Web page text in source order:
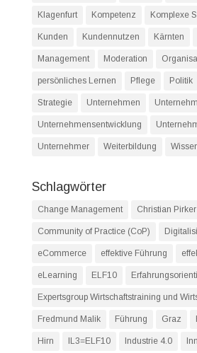
Klagenfurt Kompetenz Komplexe
Kunden Kundennutzen Kärnten
Management Moderation
persönliches Lernen Pflege Politik
Strategie Unternehmen
Unternehmensentwicklung
Unternehmer Weiterbildung
Schlagwörter
Change Management Christian Pirker
Community of Practice (CoP)
eCommerce effektive Führung
eLearning ELF10
Expertsgroup Wirtschaftstraining und
Fredmund Malik Führung Graz
Hirn IL3=ELF10 Industrie 4.0